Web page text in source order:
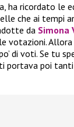
ha ricordato le
che ai tempi
da Simona
votazioni. Allora
di voti. Se tu
portava poi tanti